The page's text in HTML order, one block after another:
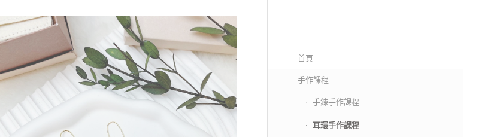
首頁
手作課程
手鍊手作課程
耳環手作課程